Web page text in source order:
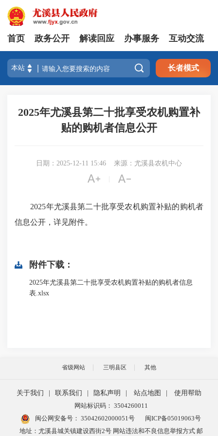
首页 政务公开 解读回应 办事服务 互动交流
 长者模式
2025年尤溪县第二十批享受农机购置补
贴的购机者信息公开
日期：2025-12-11 15:46 来源：尤溪县农机中心
 
2025年尤溪县第二十批享受农机购置补贴的购机者
信息公开，详见附件。
附件下载：
2025年尤溪县第二十批享受农机购置补贴的购机者信息
表.xlsx
省级网站 三明县区 其他
关于我们 联系我们 隐私声明 站点地图
使用帮助
网站标识码： 3504260011
闽公网安备号： 35042602000051号
闽ICP备05019063号
地址：尤溪县城关镇建设西街2号 网站违法和不良信息举报方式 邮